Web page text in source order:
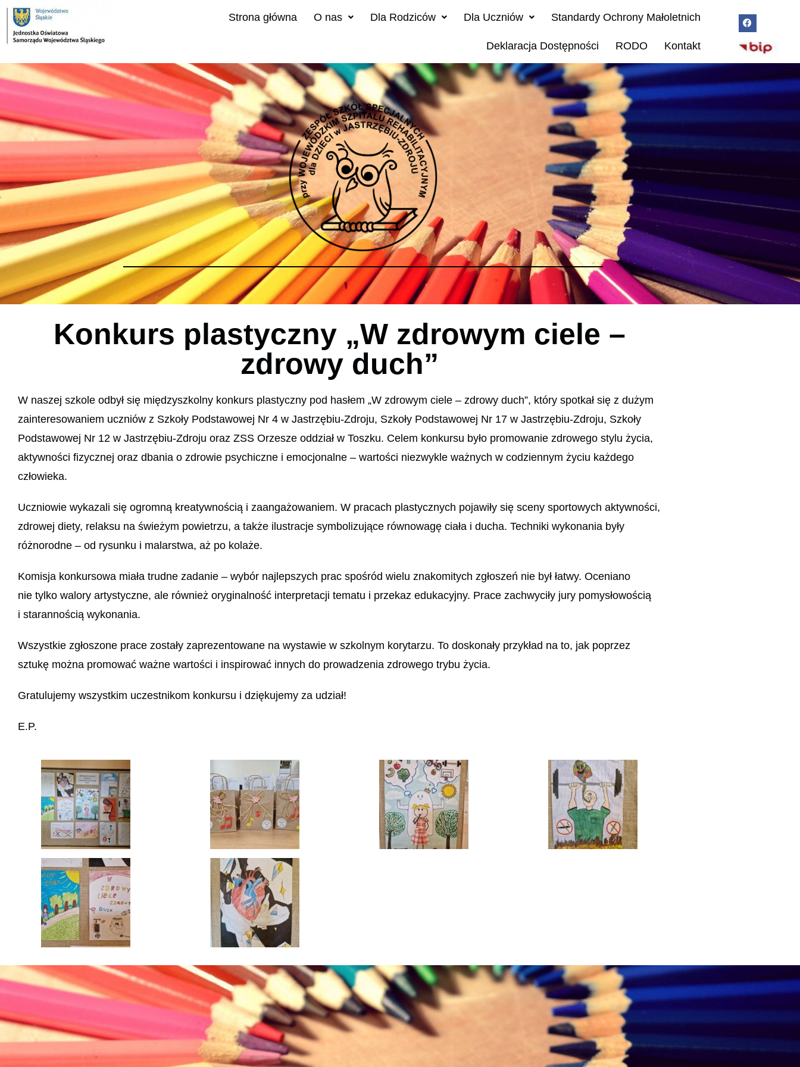
Strona główna O nas Dla Rodziców Dla Uczniów Standardy Ochrony Małoletnich
Deklaracja Dostępności RODO Kontakt
Konkurs plastyczny „W zdrowym ciele –
zdrowy duch”
W naszej szkole odbył się międzyszkolny konkurs plastyczny pod hasłem „W zdrowym ciele – zdrowy duch”, który spotkał się z dużym
zainteresowaniem uczniów z Szkoły Podstawowej Nr 4 w Jastrzębiu-Zdroju, Szkoły Podstawowej Nr 17 w Jastrzębiu-Zdroju, Szkoły
Podstawowej Nr 12 w Jastrzębiu-Zdroju oraz ZSS Orzesze oddział w Toszku. Celem konkursu było promowanie zdrowego stylu życia,
aktywności fizycznej oraz dbania o zdrowie psychiczne i emocjonalne – wartości niezwykle ważnych w codziennym życiu każdego
człowieka.
Uczniowie wykazali się ogromną kreatywnością i zaangażowaniem. W pracach plastycznych pojawiły się sceny sportowych aktywności,
zdrowej diety, relaksu na świeżym powietrzu, a także ilustracje symbolizujące równowagę ciała i ducha. Techniki wykonania były
różnorodne – od rysunku i malarstwa, aż po kolaże.
Komisja konkursowa miała trudne zadanie – wybór najlepszych prac spośród wielu znakomitych zgłoszeń nie był łatwy. Oceniano
nie tylko walory artystyczne, ale również oryginalność interpretacji tematu i przekaz edukacyjny. Prace zachwyciły jury pomysłowością
i starannością wykonania.
Wszystkie zgłoszone prace zostały zaprezentowane na wystawie w szkolnym korytarzu. To doskonały przykład na to, jak poprzez
sztukę można promować ważne wartości i inspirować innych do prowadzenia zdrowego trybu życia.
Gratulujemy wszystkim uczestnikom konkursu i dziękujemy za udział!
E.P.